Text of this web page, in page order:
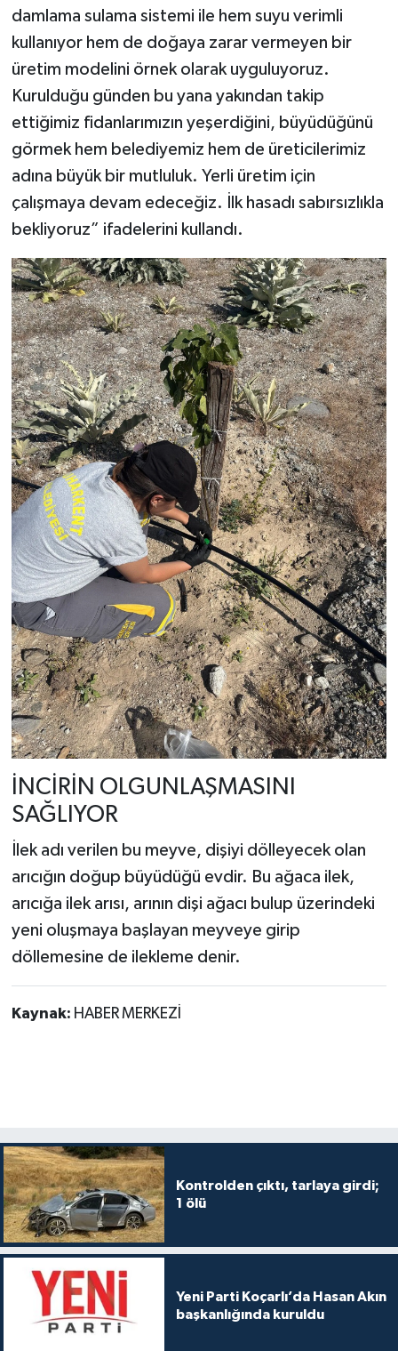
damlama sulama sistemi ile hem suyu verimli
kullanıyor hem de doğaya zarar vermeyen bir
üretim modelini örnek olarak uyguluyoruz.
Kurulduğu günden bu yana yakından takip
ettiğimiz fidanlarımızın yeşerdiğini, büyüdüğünü
görmek hem belediyemiz hem de üreticilerimiz
adına büyük bir mutluluk. Yerli üretim için
çalışmaya devam edeceğiz. İlk hasadı sabırsızlıkla
bekliyoruz” ifadelerini kullandı.
İNCİRİN OLGUNLAŞMASINI
SAĞLIYOR
İlek adı verilen bu meyve, dişiyi dölleyecek olan
arıcığın doğup büyüdüğü evdir. Bu ağaca ilek,
arıcığa ilek arısı, arının dişi ağacı bulup üzerindeki
yeni oluşmaya başlayan meyveye girip
döllemesine de ilekleme denir.
Kaynak: HABER MERKEZİ
Kontrolden çıktı, tarlaya girdi;
1 ölü
Yeni Parti Koçarlı’da Hasan Akın
başkanlığında kuruldu